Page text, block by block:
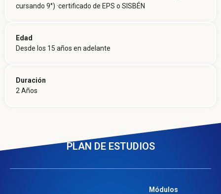
cursando 9°) ·certificado de EPS o SISBÉN
Edad
Desde los 15 años en adelante
Duración
2 Años
PLAN DE ESTUDIOS
Módulos